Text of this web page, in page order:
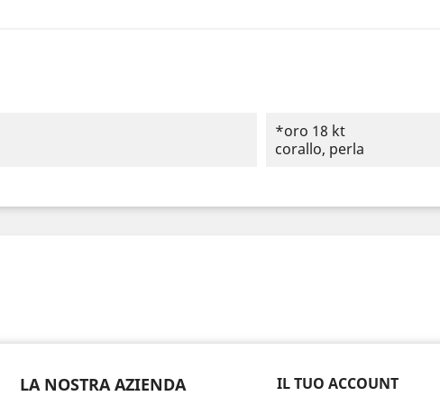
*oro 18 kt
corallo, perla
LA NOSTRA AZIENDA IL TUO ACCOUNT